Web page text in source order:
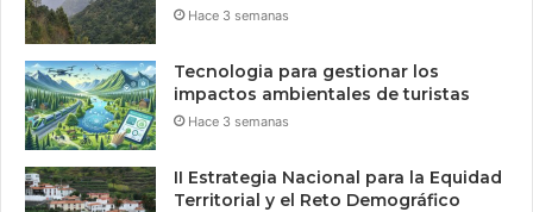
Hace 3 semanas
Tecnologia para gestionar los
impactos ambientales de turistas
Hace 3 semanas
II Estrategia Nacional para la Equidad
Territorial y el Reto Demográfico